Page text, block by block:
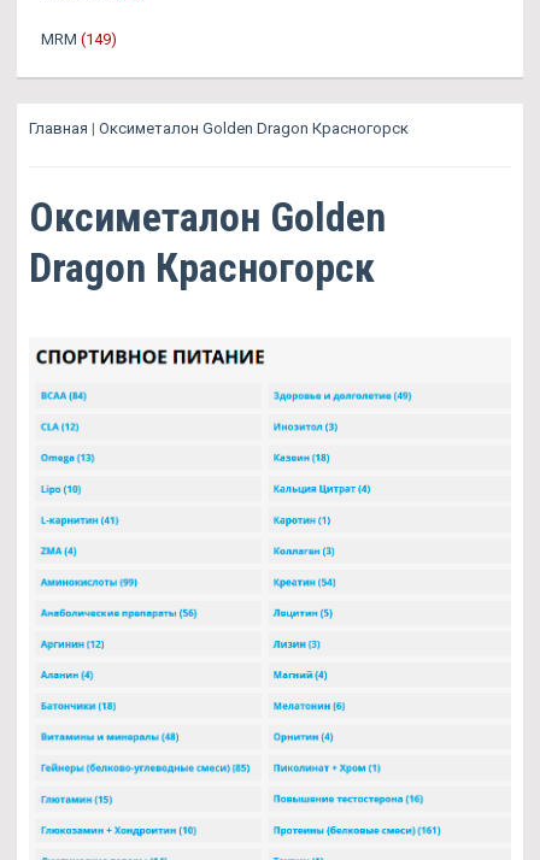
MRM (149)
Главная | Оксиметалон Golden Dragon Красногорск
Оксиметалон Golden
Dragon Красногорск